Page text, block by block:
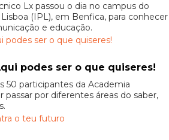
Lx passou o dia no campus do
(IPL), em Benfica, para conhecer
e educação.
podes ser o que quiseres!
50 participantes da Academia
passar por diferentes áreas do saber,